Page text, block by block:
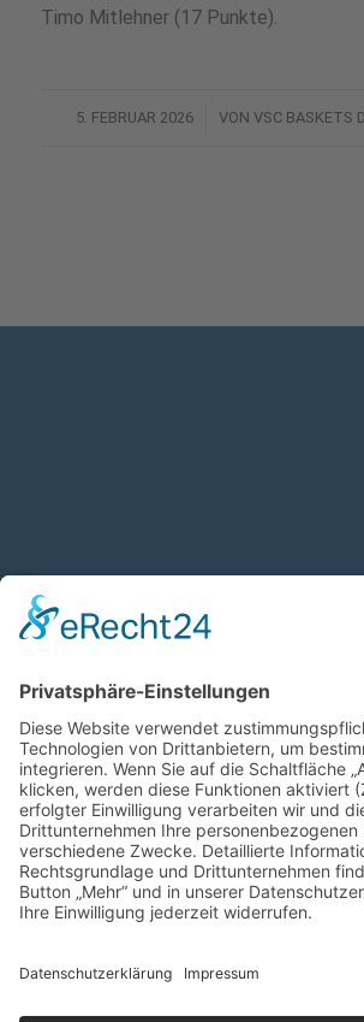
Timo Mitlehner (17 Punkte).
5. FEBRUAR 2026
/ VONVSC BASKETS
NÄCHSTES SPIEL
WEITERE LINKS
Vorstandschaft
Ummeldeantrag